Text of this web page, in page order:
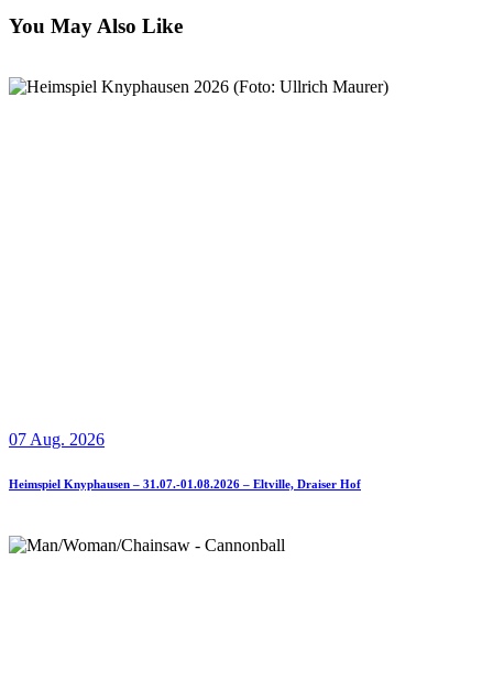
You May Also Like
07 Aug. 2026
Heimspiel Knyphausen – 31.07.-01.08.2026 – Eltville, Draiser Hof